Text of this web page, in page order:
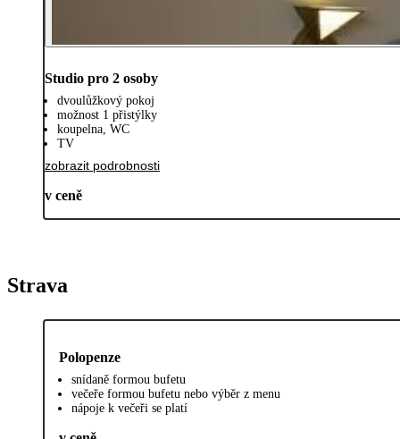
Studio pro 2 osoby
dvoulůžkový pokoj
možnost 1 přistýlky
koupelna, WC
TV
zobrazit podrobnosti
v ceně
Strava
Polopenze
snídaně formou bufetu
večeře formou bufetu nebo výběr z menu
nápoje k večeři se platí